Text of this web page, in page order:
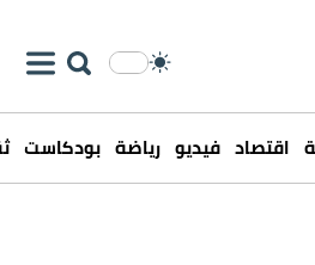
اقتصاد فيديو رياضة بودكاست